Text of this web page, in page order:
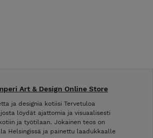
Art & Design Online Store
ja designia kotiisi Tervetuloa
löydät ajattomia ja visuaalisesti
ja työtilaan. Jokainen teos on
Helsingissä ja painettu laadukkaalle